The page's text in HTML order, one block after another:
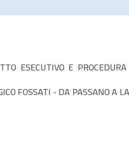
E PROCEDURA
FOSSATI - DA PASSANO A